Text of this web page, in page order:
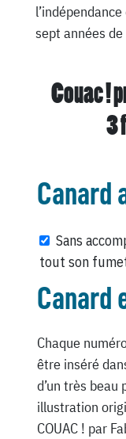
sept années
Couac !
3
Canard
Sans
tout son
Canard
Chaque
être inséré
d’un très
illustration
COUAC ! par